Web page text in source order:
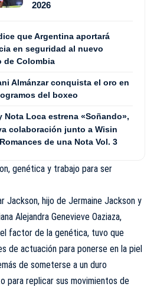
2026
que Argentina aportará
en seguridad al nuevo
de Colombia
Almánzar conquista el oro en
del boxeo
Nota Loca estrena «Soñando»,
colaboración junto a Wisin
de una Nota Vol. 3
genética y trabajo para ser
Jackson, hijo de Jermaine Jackson y
Alejandra Genevieve Oaziaza,
factor de la genética, tuvo que
de actuación para ponerse en la piel
de someterse a un duro
para replicar sus movimientos de